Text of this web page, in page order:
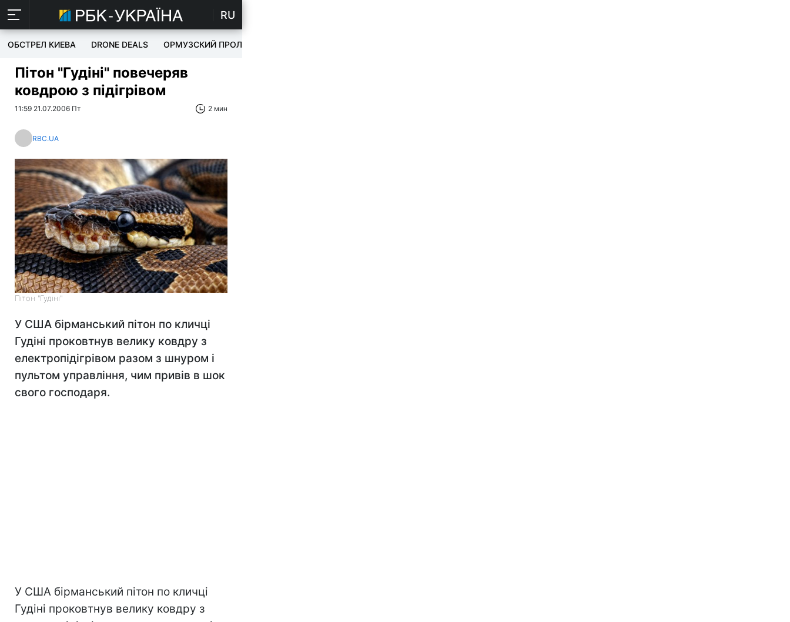
RU
ОБСТРЕЛ КИЕВА DRONE DEALS ОРМУЗСКИЙ ПРОЛИВ
Пітон "Гудіні" повечеряв
ковдрою з підігрівом
11:59 21.07.2006 Пт 2 мин
RBC.UA
Пітон "Гудіні"
У США бірманський пітон по кличці
Гудіні проковтнув велику ковдру з
електропідігрівом разом з шнуром і
пультом управління, чим привів в шок
свого господаря.
У США бірманський пітон по кличці
Гудіні проковтнув велику ковдру з